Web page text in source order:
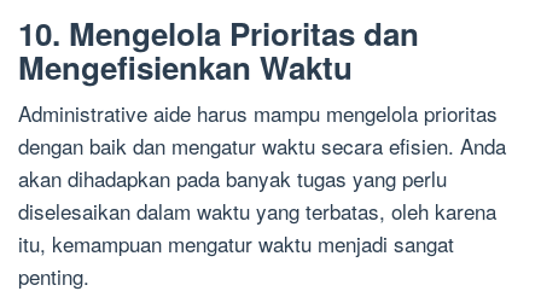
10. Mengelola Prioritas dan
Mengefisienkan Waktu
Administrative aide harus mampu mengelola prioritas
dengan baik dan mengatur waktu secara efisien. Anda
akan dihadapkan pada banyak tugas yang perlu
diselesaikan dalam waktu yang terbatas, oleh karena
itu, kemampuan mengatur waktu menjadi sangat
penting.